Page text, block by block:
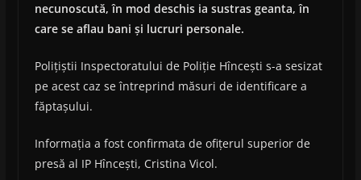
necunoscută, în mod deschis ia sustras geanta, în
care se aflau bani și lucruri personale.
Polițiștii Inspectoratului de Poliție Hîncești s-a sesizat
pe acest caz se întreprind măsuri de identificare a
făptașului.
Informația a fost confirmata de ofițerul superior de
presă al IP Hîncești, Cristina Vicol.